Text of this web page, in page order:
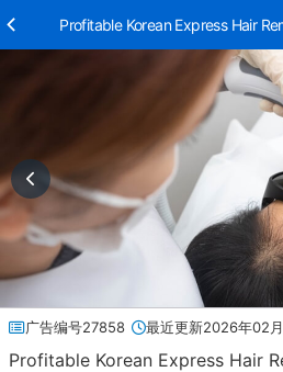
Profitable Korean Express Hair
广告编号27858 最近更新2026年02
Profitable Korean Express Hair